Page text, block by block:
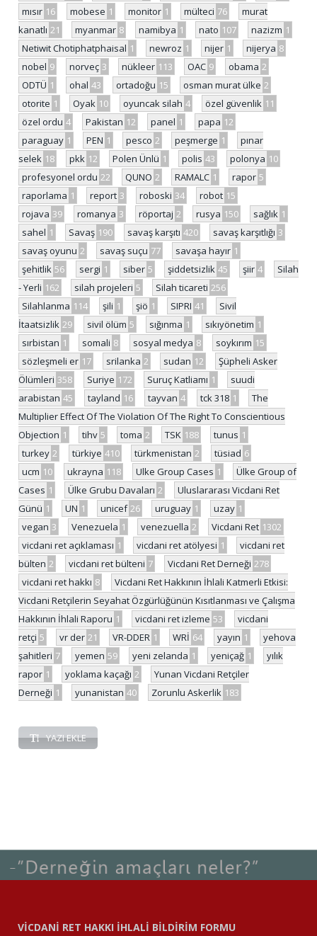
mısır 16 mobese 1 monitor 1 mülteci 76
murat
kanatlı 21 myanmar 8 namibya 1 nato 107 nazizm 1
Netiwit Chotiphatphaisal 1 newroz 1 nijer 1 nijerya 8
nobel 9 norveç 3 nükleer 113 OAC 9 obama 2
ODTÜ 1 ohal 43 ortadoğu 15 osman murat ülke 2
otorite 1 Oyak 10 oyuncak silah 4 özel güvenlik 11
özel ordu 4 Pakistan 12 panel 1 papa 12
paraguay 1 PEN 1 pesco 2 peşmerge 1
pınar
selek 18 pkk 12 Polen Ünlü 1 polis 43 polonya 10
profesyonel ordu 22 QUNO 2 RAMALC 1 rapor 5
raporlama 1 report 3 roboski 34 robot 15
rojava 39 romanya 3 röportaj 2 rusya 150 sağlık 1
sahel 1 Savaş 190 savaş karşıtı 420 savaş karşıtlığı 3
savaş oyunu 2 savaş suçu 77 savaşa hayır 1
şehitlik 56 sergi 1 siber 5 şiddetsizlik 45 şiir 4
Silah
- Yerli 162 silah projeleri 5 Silah ticareti 256
Silahlanma 114 şili 1 şiö 1 SIPRI 41
Sivil
İtaatsizlik 29 sivil ölüm 5 sığınma 1 sıkıyönetim 1
sırbistan 1 somali 8 sosyal medya 8 soykırım 15
sözleşmeli er 17 srilanka 2 sudan 12
Şüpheli Asker
Ölümleri 358 Suriye 172 Suruç Katliamı 1
suudi
arabistan 45 tayland 16 tayvan 4 tck 318 1
The
Multiplier Effect Of The Violation Of The Right To Conscientious
Objection 1 tihv 5 toma 2 TSK 188 tunus 1
turkey 2 türkiye 410 türkmenistan 2 tüsiad 6
ucm 10 ukrayna 118 Ulke Group Cases 1
Ülke Group of
Cases 1 Ülke Grubu Davaları 2
Uluslararası Vicdani Ret
Günü 1 UN 1 unicef 26 uruguay 1 uzay 1
vegan 3 Venezuela 1 venezuella 2 Vicdani Ret 1302
vicdani ret açıklaması 1 vicdani ret atölyesi 1
vicdani ret
bülten 2 vicdani ret bülteni 7 Vicdani Ret Derneği 278
vicdani ret hakkı 8
Vicdani Ret Hakkının İhlali Katmerli Etkisi:
Vicdani Retçilerin Seyahat Özgürlüğünün Kısıtlanması ve Çalışma
Hakkının İhlali Raporu 1 vicdani ret izleme 53
vicdani
retçi 5 vr der 21 VR-DDER 1 WRİ 64 yayın 1
yehova
şahitleri 7 yemen 59 yeni zelanda 1 yeniçağ 1
yılık
rapor 1 yoklama kaçağı 2
Yunan Vicdani Retçiler
Derneği 1 yunanistan 40 Zorunlu Askerlik 183
YAZI EKLE
VİCDANİ RET HAKKI İHLALİ BİLDİRİM FORMU